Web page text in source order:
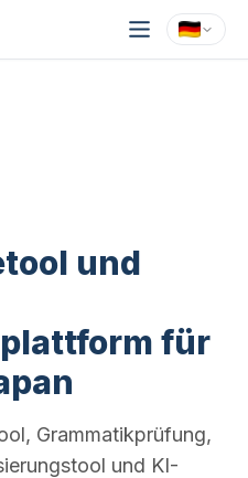
und
für
Grammatikprüfung,
und KI-